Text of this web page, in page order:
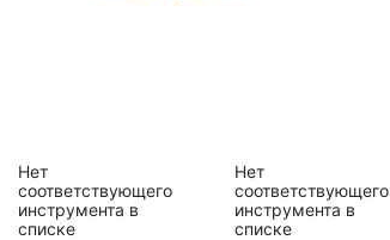
Нет
соответствующего
инструмента в
списке
Нет
соответствующего
инструмента в
списке